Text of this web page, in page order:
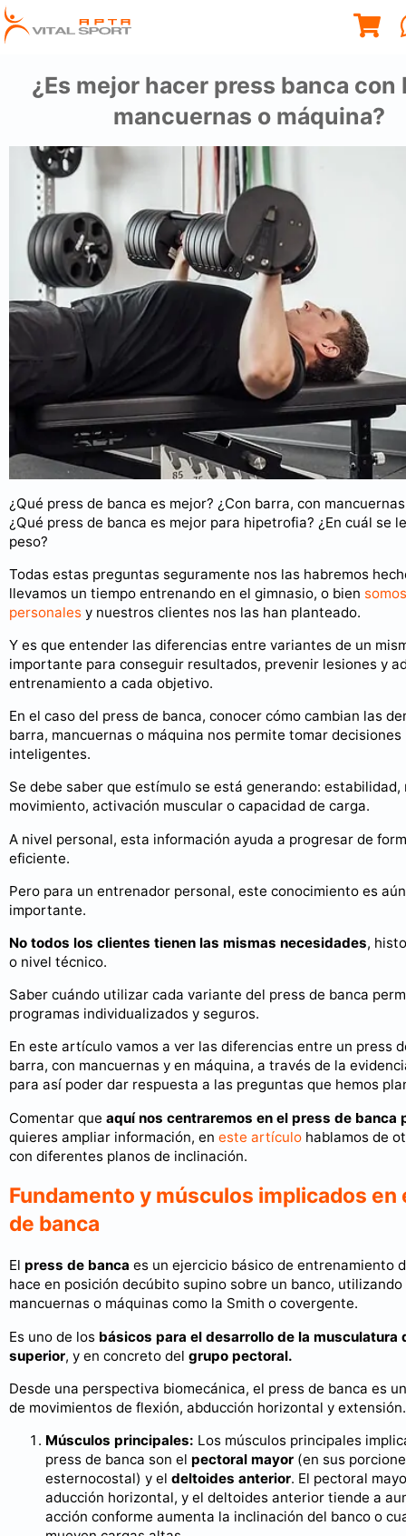
¿Es mejor hacer press banca con
mancuernas o máquina?
¿Qué press de banca es mejor? ¿Con barra, con
¿Qué press de banca es mejor para hipetrofia? ¿En cuál se
peso?
Todas estas preguntas seguramente nos las habremos
llevamos un tiempo entrenando en el gimnasio, o bien
personales y nuestros clientes nos las han planteado.
Y es que entender las diferencias entre variantes de un
importante para conseguir resultados, prevenir lesiones y
entrenamiento a cada objetivo.
En el caso del press de banca, conocer cómo cambian las
barra, mancuernas o máquina nos permite tomar decisiones
inteligentes.
Se debe saber que estímulo se está generando: estabilidad,
movimiento, activación muscular o capacidad de carga.
A nivel personal, esta información ayuda a progresar de
eficiente.
Pero para un entrenador personal, este conocimiento es
importante.
No todos los clientes tienen las mismas necesidades,
o nivel técnico.
Saber cuándo utilizar cada variante del press de banca
programas individualizados y seguros.
En este artículo vamos a ver las diferencias entre un press
barra, con mancuernas y en máquina, a través de la
para así poder dar respuesta a las preguntas que hemos
Comentar que aquí nos centraremos en el press de banca
quieres ampliar información, en este artículo hablamos de
con diferentes planos de inclinación.
Fundamento y músculos implicados en
de banca
El press de banca es un ejercicio básico de entrenamiento
hace en posición decúbito supino sobre un banco,
mancuernas o máquinas como la Smith o covergente.
Es uno de los básicos para el desarrollo de la musculatura
superior, y en concreto del grupo pectoral.
Desde una perspectiva biomecánica, el press de banca es
de movimientos de flexión, abducción horizontal y extensión.
Músculos principales: Los músculos principales
press de banca son el pectoral mayor (en sus
esternocostal) y el deltoides anterior. El pectoral
aducción horizontal, y el deltoides anterior tiende a
acción conforme aumenta la inclinación del banco o